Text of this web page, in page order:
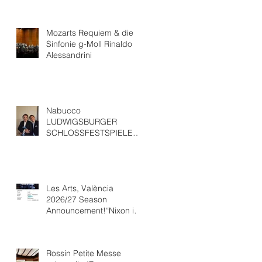
Mozarts Requiem & die
Sinfonie g-Moll Rinaldo
Alessandrini
Nabucco
LUDWIGSBURGER
SCHLOSSFESTSPIELEWit
Les Arts, València
2026/27 Season
Announcement!“Nixon in
Rossin Petite Messe